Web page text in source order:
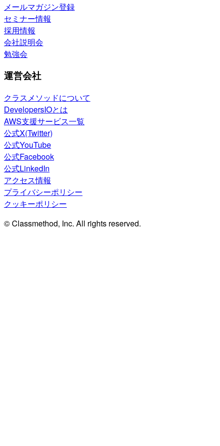
メールマガジン登録
セミナー情報
採用情報
会社説明会
勉強会
運営会社
クラスメソッドについて
DevelopersIOとは
AWS支援サービス一覧
公式X(Twitter)
公式YouTube
公式Facebook
公式LinkedIn
アクセス情報
プライバシーポリシー
クッキーポリシー
© Classmethod, Inc. All rights reserved.